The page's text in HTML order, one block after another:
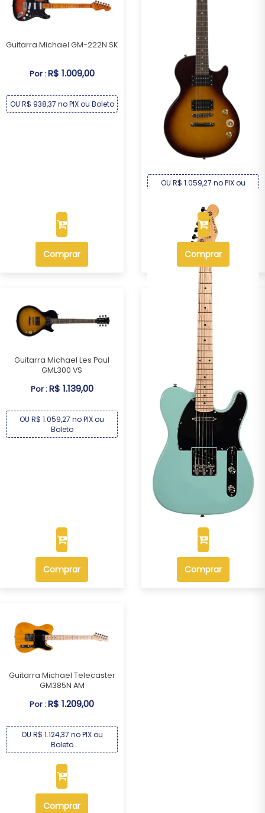
Guitarra Michael GM-222N SK
Por :R$ 1.009,00
OU R$ 938,37 no PIX ou Boleto
Comprar
Guitarra Michael Les Paul
Por :R$ 1.139,00
OU R$ 1.059,27 no PIX ou
Comprar
Guitarra Michael Les Paul
GML300 VS
Por :R$ 1.139,00
OU R$ 1.059,27 no PIX ou
Boleto
Comprar
Guitarra Michael Telecaster
GM385N AB
R$ 1.209,00
OU R$ 1.124,37 no PIX ou
Comprar
Guitarra Michael Telecaster
GM385N AM
Por :R$ 1.209,00
OU R$ 1.124,37 no PIX ou
Boleto
Comprar